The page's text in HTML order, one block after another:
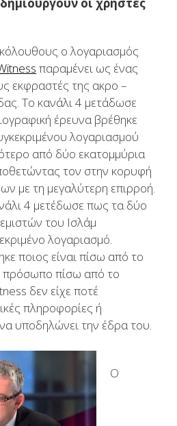
ο λογαριασμός
παραμένει ως ένας
εκφραστές της ακρο –
Το κανάλι 4 μετάδωσε
έρευνα βρέθηκε
λογαριασμού
από δύο εκατομμύρια
τον στην κορυφή
με τη μεγαλύτερη επιρροή.
4 μετέδωσε πως τα δύο
του Ισλάμ
λογαριασμό.
ποιος είναι πίσω από το
πρόσωπο πίσω από το
δεν είχε ποτέ
πληροφορίες ή
υποδηλώνει την έδρα του.
Ο